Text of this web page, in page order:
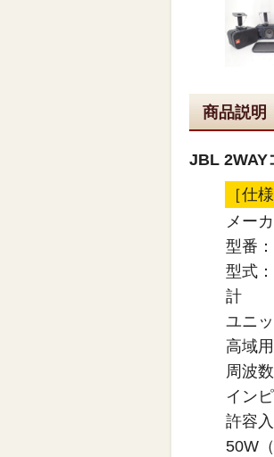
商品説明
JBL 2WAY
［仕様
メー
型番
型式
計
ユニ
高域
周波
イン
許容
50W